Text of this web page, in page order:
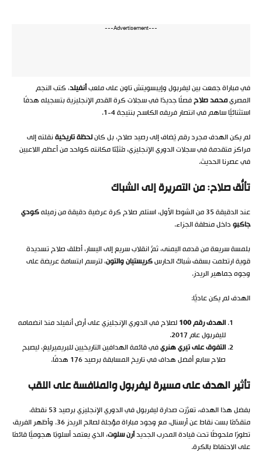
---Advertisement---
في مباراة جمعت بين ليفربول وإيبسويتش تاون على ملعبأنفيلد، كتب النجم
المصريمحمد صلاحفصلًا جديدًا في سجلات كرة القدم الإنجليزية بتسجيله هدفًا
استثنائيًّا ساهم في انتصار فريقه الكاسح بنتيجة 4-1.
لم يكن الهدف مجرد رقم يُضاف إلى رصيد صلاح، بل كانلحظة تاريخيةنقلته إلى
مراكز متقدمة في سجلات الدوري الإنجليزي، مُثبِّتًا مكانته كواحد من أعظم اللاعبين
في عصرنا الحديث.
تألُّق صلاح: من التمريرة إلى الشباك
عند الدقيقة 35 من الشوط الأول، استلم صلاح كرة عرضية دقيقة من زميله
كودي
جاكبوداخل منطقة الجزاء.
بلمسة سريعة من قدمه اليمنى، ثمَّ انقلاب سريع إلى اليسار، أطلق صلاح تسديدة
قوية ارتطمت بسقف شباك الحارسكريستيان والتون، لترسم ابتسامة عريضة على
وجوه جماهير الريدز.
الهدف لم يكن عاديًّا:
الهدف رقم 100
لصلاح في الدوري الإنجليزي على أرض أنفيلد منذ انضمامه
لليفربول عام 2017.
التفوق على تيري هنريفي قائمة الهدافين التاريخيين للبريميرليغ، ليصبح
صلاح سابع أفضل هداف في تاريخ المسابقة برصيد 176 هدفًا.
تأثير الهدف على مسيرة ليفربول والمنافسة على اللقب
بفضل هذا الهدف، تعزَّزت صدارة ليفربول في الدوري الإنجليزي برصيد 53 نقطة،
متقدِّمًا بست نقاط عن أرسنال، مع وجود مباراة مؤجلة لصالح الريدز 36 . وأظهر الفريق
تطورًا ملحوظًا تحت قيادة المدرب الجديدآرن سلوت، الذي يعتمد أسلوبًا هجوميًّا قائمًا
على الاحتفاظ بالكرة.